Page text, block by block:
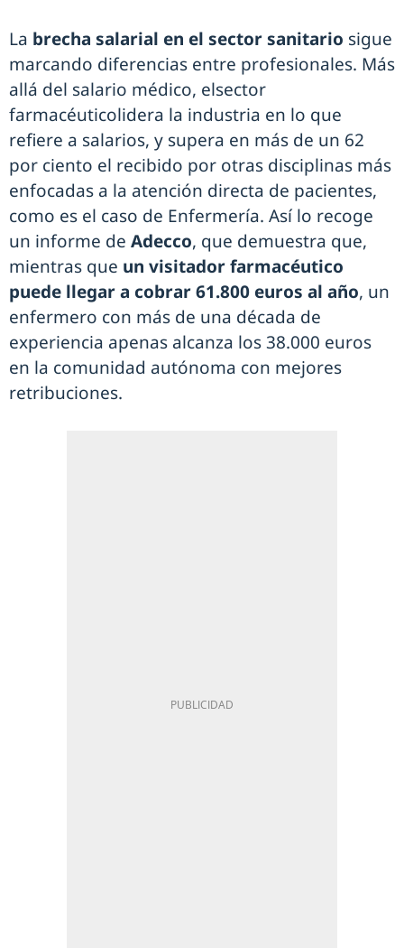
La brecha salarial en el sector sanitario sigue
marcando diferencias entre profesionales. Más
allá del salario médico, elsector
farmacéuticolidera la industria en lo que
refiere a salarios, y supera en más de un 62
por ciento el recibido por otras disciplinas más
enfocadas a la atención directa de pacientes,
como es el caso de Enfermería. Así lo recoge
un informe de Adecco, que demuestra que,
mientras que un visitador farmacéutico
puede llegar a cobrar 61.800 euros al año, un
enfermero con más de una década de
experiencia apenas alcanza los 38.000 euros
en la comunidad autónoma con mejores
retribuciones.